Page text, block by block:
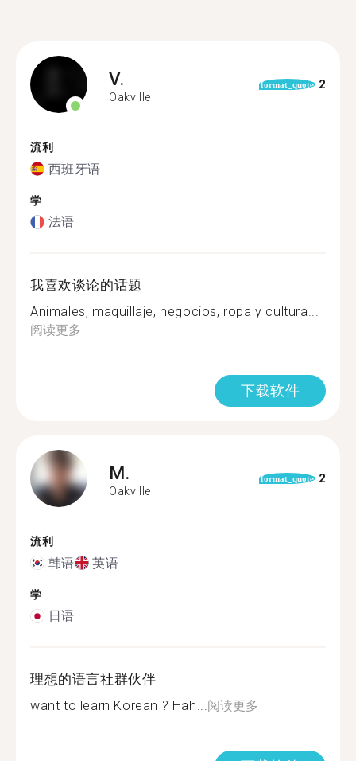
V.
Oakville
format_quote 2
流利
西班牙语
学
法语
我喜欢谈论的话题
Animales, maquillaje, negocios, ropa y cultura...
阅读更多
下载软件
M.
Oakville
format_quote 2
流利
韩语 英语
学
日语
理想的语言社群伙伴
want to learn Korean ? Hah...阅读更多